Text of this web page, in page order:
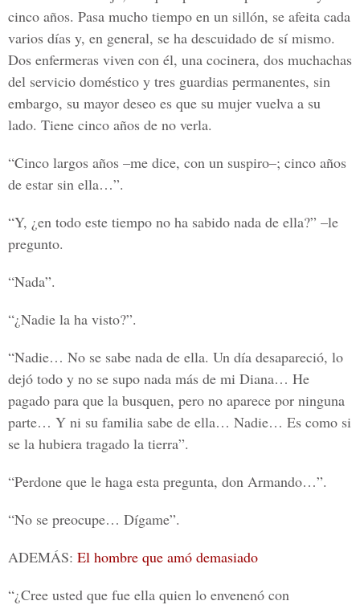
cinco años. Pasa mucho tiempo en un sillón, se afeita cada
varios días y, en general, se ha descuidado de sí mismo.
Dos enfermeras viven con él, una cocinera, dos muchachas
del servicio doméstico y tres guardias permanentes, sin
embargo, su mayor deseo es que su mujer vuelva a su
lado. Tiene cinco años de no verla.
“Cinco largos años –me dice, con un suspiro–; cinco años
de estar sin ella…”.
“Y, ¿en todo este tiempo no ha sabido nada de ella?” –le
pregunto.
“Nada”.
“¿Nadie la ha visto?”.
“Nadie… No se sabe nada de ella. Un día desapareció, lo
dejó todo y no se supo nada más de mi Diana… He
pagado para que la busquen, pero no aparece por ninguna
parte… Y ni su familia sabe de ella… Nadie… Es como si
se la hubiera tragado la tierra”.
“Perdone que le haga esta pregunta, don Armando…”.
“No se preocupe… Dígame”.
ADEMÁS: El hombre que amó demasiado
“¿Cree usted que fue ella quien lo envenenó con